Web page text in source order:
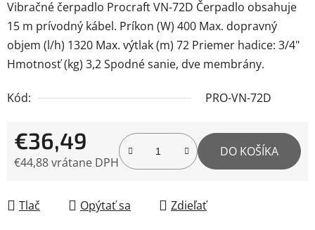
Vibračné čerpadlo Procraft VN-72D Čerpadlo obsahuje
15 m prívodný kábel. Príkon (W) 400 Max. dopravný
objem (l/h) 1320 Max. výtlak (m) 72 Priemer hadice: 3/4"
Hmotnosť (kg) 3,2 Spodné sanie, dve membrány.
Kód: PRO-VN-72D
€36,49
€44,88 vrátane DPH
DO KOŠÍKA
Tlač Opýtať sa Zdieľať